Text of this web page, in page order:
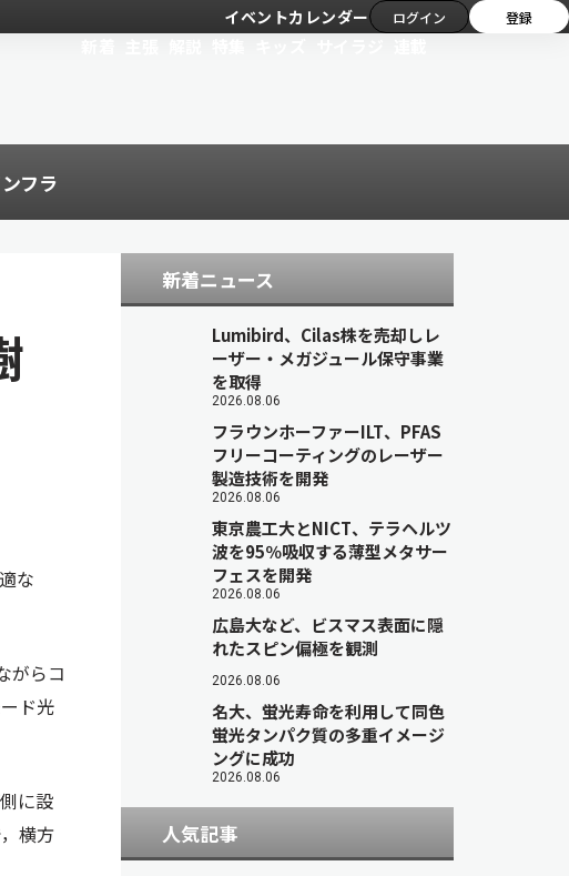
イベントカレンダー ログイン 登録
フラ
な
がらコ
ド光
に設
横方
新着ニュース
Lumibird、Cilas株を売却しレ
ーザー・メガジュール保守事業
を取得
2026.08.06
フラウンホーファーILT、PFAS
フリーコーティングのレーザー
製造技術を開発
2026.08.06
東京農工大とNICT、テラヘルツ
波を95％吸収する薄型メタサー
フェスを開発
2026.08.06
広島大など、ビスマス表面に隠
れたスピン偏極を観測
2026.08.06
名大、蛍光寿命を利用して同色
蛍光タンパク質の多重イメージ
ングに成功
2026.08.06
人気記事